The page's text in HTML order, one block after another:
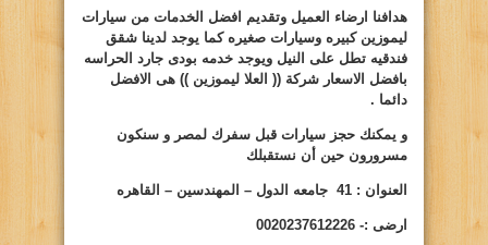
هدافنا ارضاء العميل وتقديم افضل الخدمات من سيارات
ليموزين كبيره وسيارات صغيره كما يوجد لدينا شقق
فندقيه تطل على النيل ويوجد خدمه بودى جارد الحراسه
بافضل الاسعار شركة (( العلا ليموزين )) هى الافضل
دائما .
و يمكنك حجز سيارات قبل سفرك لمصر و سنكون
مسرورون حين أن نستقبلك
العنوان : 41 جامعه الدول – المهندسين – القاهره
ارضى :- 0020237612226